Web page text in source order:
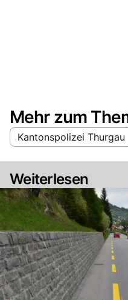
Mehr zum
Kantonspolizei Thurgau
Weiterlesen